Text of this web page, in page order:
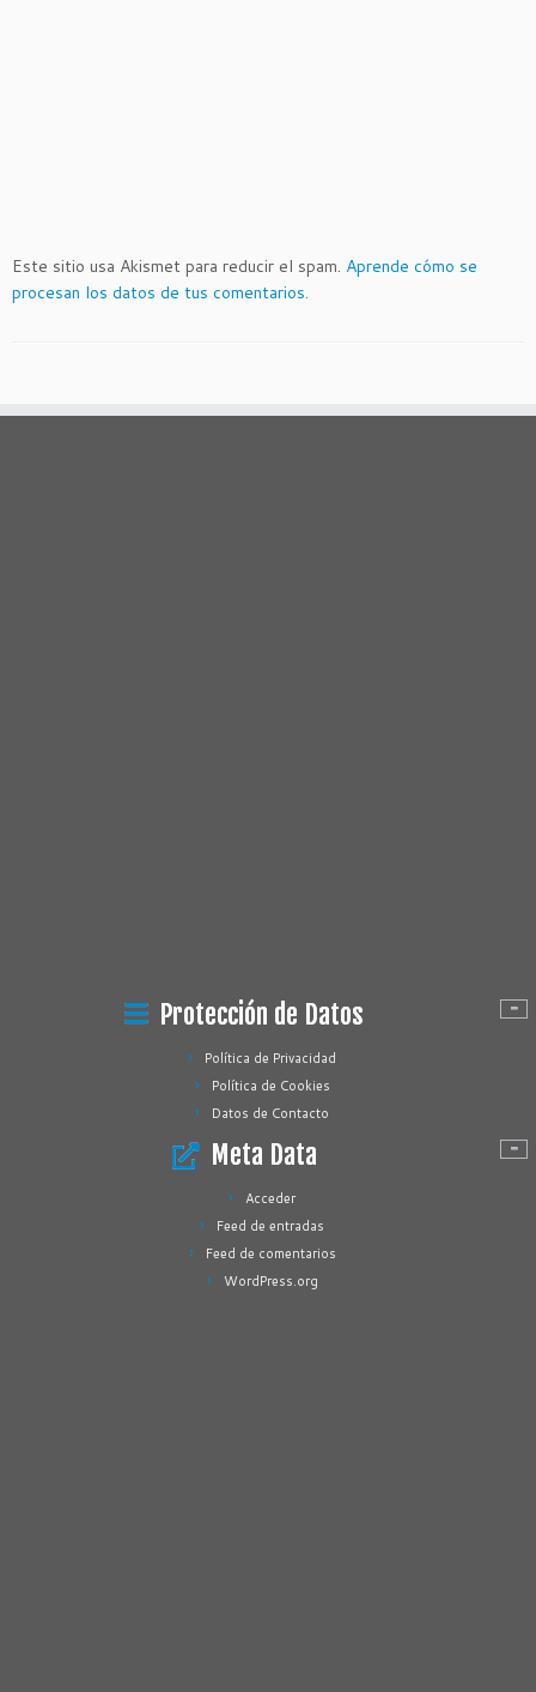
Este sitio usa Akismet para reducir el spam. Aprende cómo se
procesan los datos de tus comentarios.
Protección de Datos
Política de Privacidad
Política de Cookies
Datos de Contacto
Meta Data
Acceder
Feed de entradas
Feed de comentarios
WordPress.org